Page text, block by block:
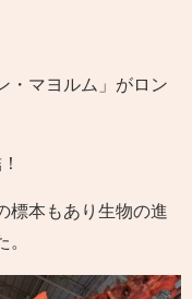
・マヨルム」がロン
標本もあり生物の進